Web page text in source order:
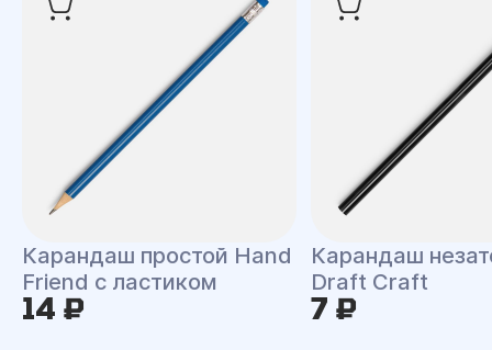
Карандаш простой Hand
Friend с ластиком
14 ₽
Карандаш
Draft Craft
7 ₽